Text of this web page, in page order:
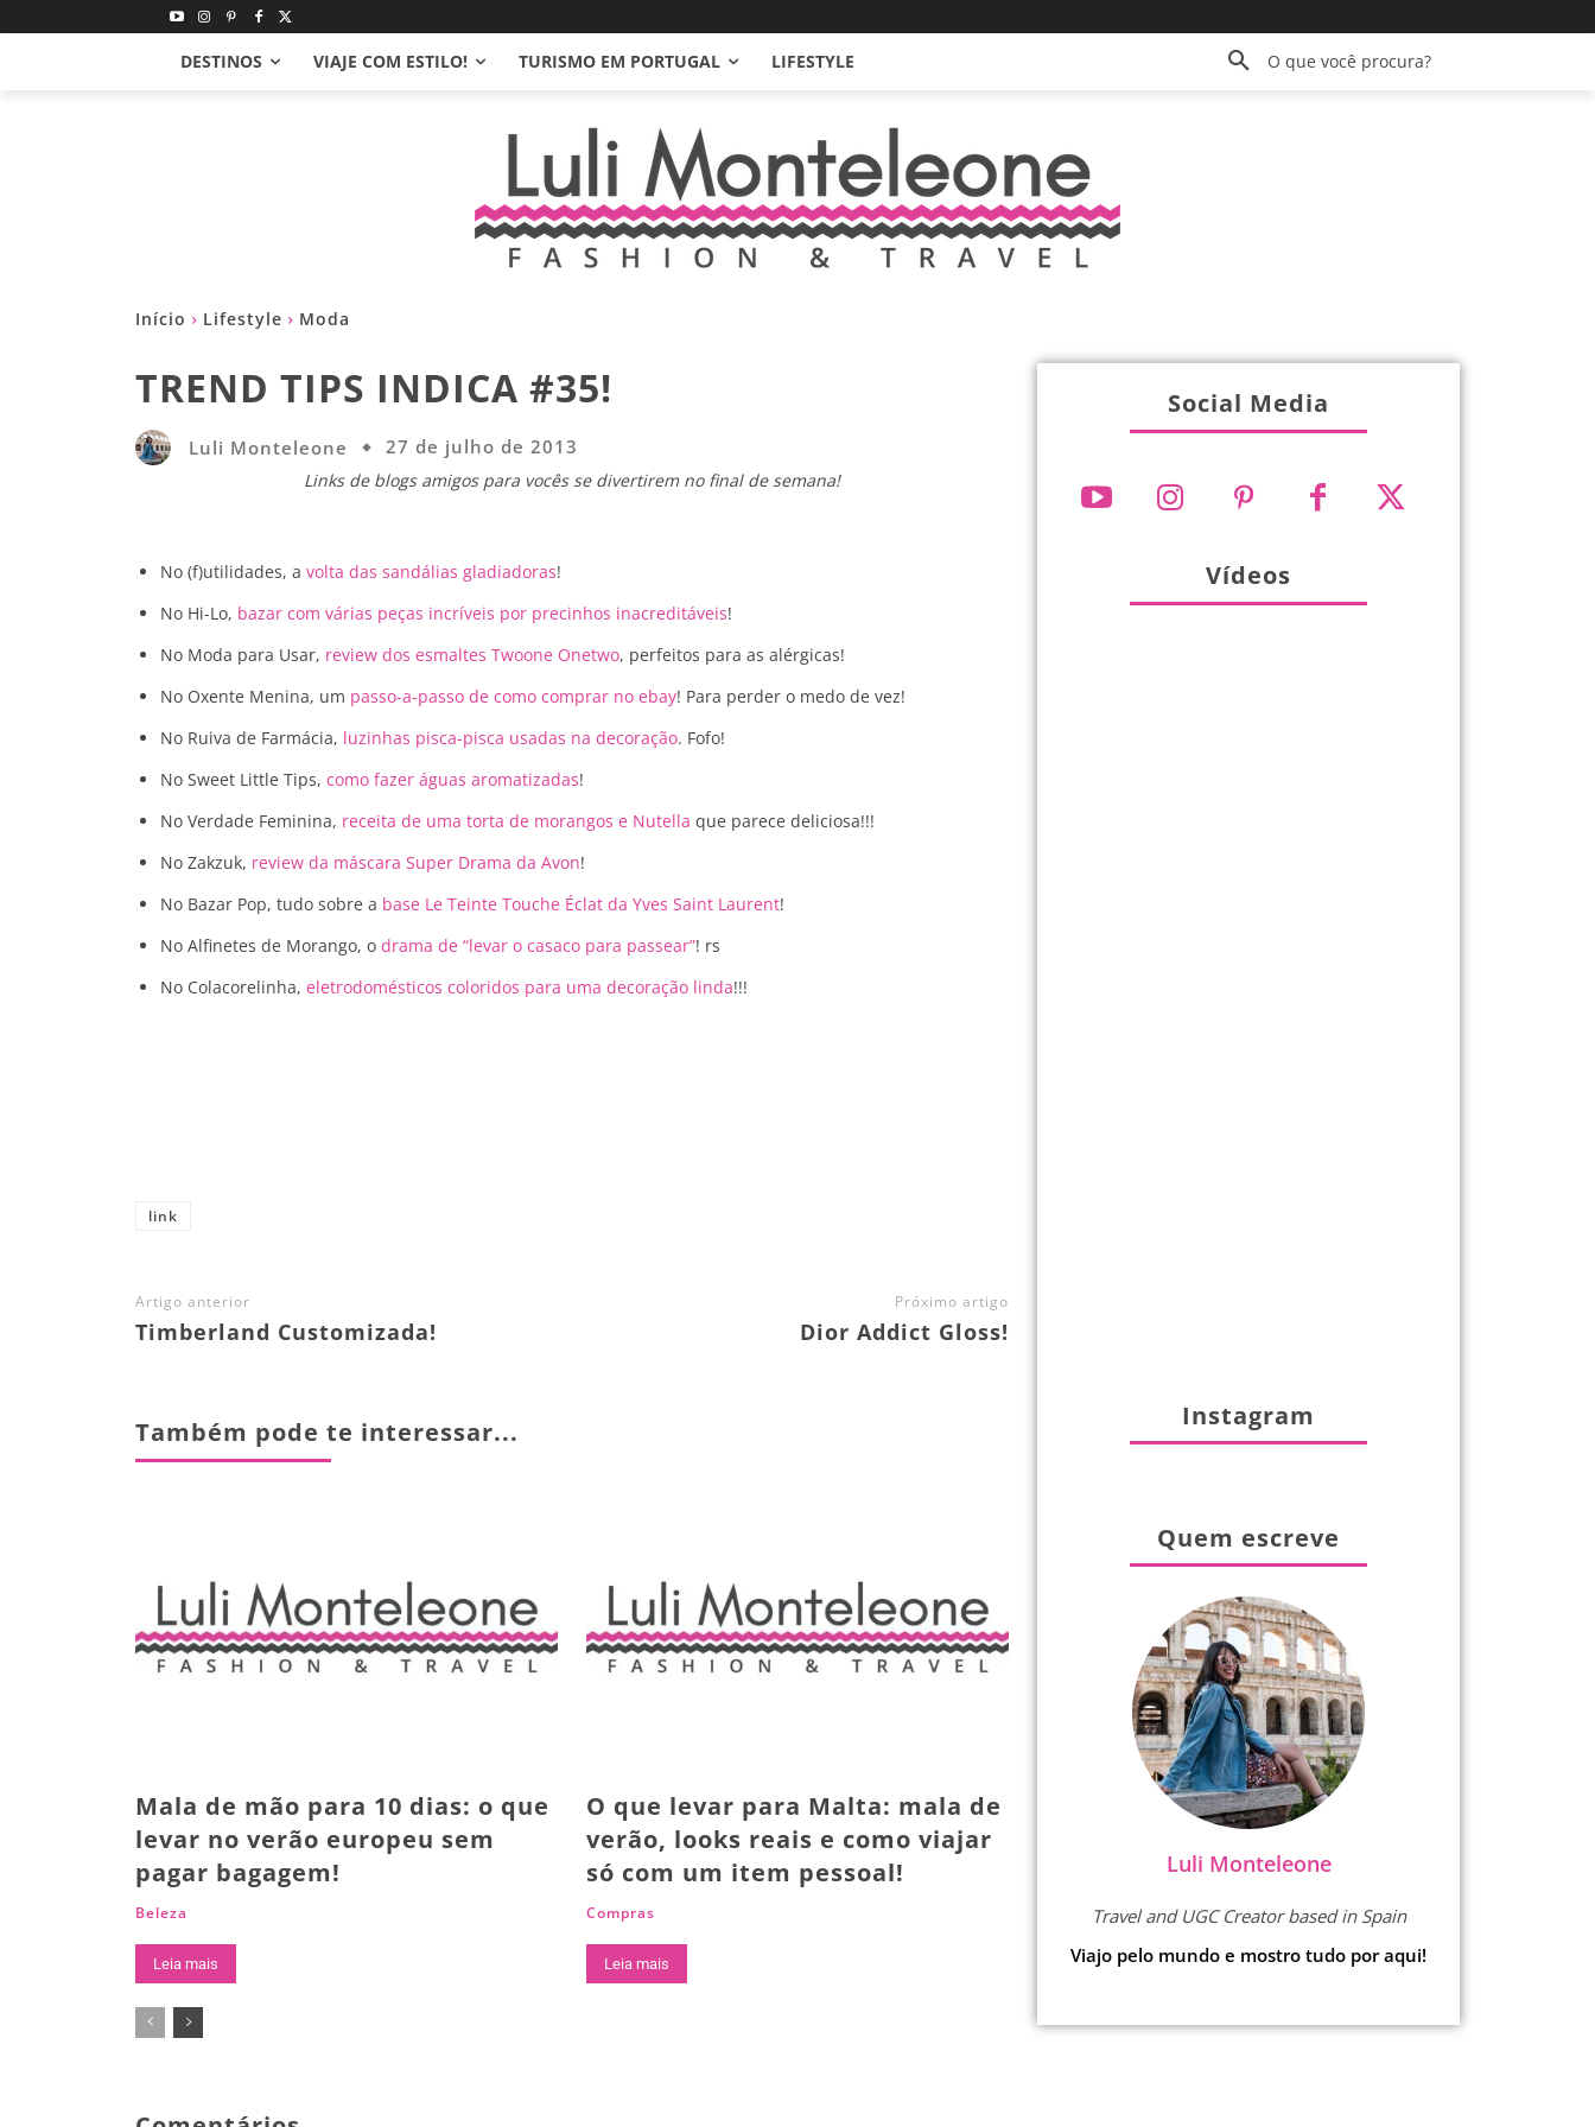
DESTINOS VIAJE COM ESTILO! TURISMO EM PORTUGAL LIFESTYLE O que você procura?
Início Lifestyle Moda
TREND TIPS INDICA #35!
Luli Monteleone 27 de julho de 2013
Links de blogs amigos para vocês se divertirem no final de semana!
No (f)utilidades, a volta das sandálias gladiadoras!
No Hi-Lo, bazar com várias peças incríveis por precinhos inacreditáveis!
No Moda para Usar, review dos esmaltes Twoone Onetwo, perfeitos para as alérgicas!
No Oxente Menina, um passo-a-passo de como comprar no ebay! Para perder o medo de vez!
No Ruiva de Farmácia, luzinhas pisca-pisca usadas na decoração. Fofo!
No Sweet Little Tips, como fazer águas aromatizadas!
No Verdade Feminina, receita de uma torta de morangos e Nutella que parece deliciosa!!!
No Zakzuk, review da máscara Super Drama da Avon!
No Bazar Pop, tudo sobre a base Le Teinte Touche Éclat da Yves Saint Laurent!
No Alfinetes de Morango, o drama de “levar o casaco para passear”! rs
No Colacorelinha, eletrodomésticos coloridos para uma decoração linda!!!
link
Artigo anterior
Timberland Customizada!
Próximo artigo
Dior Addict Gloss!
Também pode te interessar...
Mala de mão para 10 dias: o que
levar no verão europeu sem
pagar bagagem!
Beleza
Leia mais
O que levar para Malta: mala de
verão, looks reais e como viajar
só com um item pessoal!
Compras
Leia mais
Social Media
Vídeos
Instagram
Quem escreve
Luli Monteleone
Travel and UGC Creator based in Spain
Viajo pelo mundo e mostro tudo por aqui!